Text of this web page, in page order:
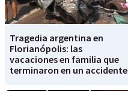
Tragedia argentina en
Florianópolis: las
vacaciones en familia que
terminaron en un accidente